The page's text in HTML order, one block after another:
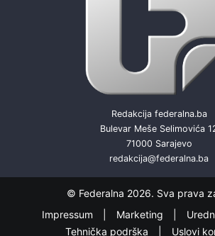
Redakcija federalna.ba
Bulevar Meše Selimovića
71000 Sarajevo
redakcija@federalna.ba
© Federalna 2026. Sva prava
Impressum
Marketing
Tehnička podrška
Uslovi